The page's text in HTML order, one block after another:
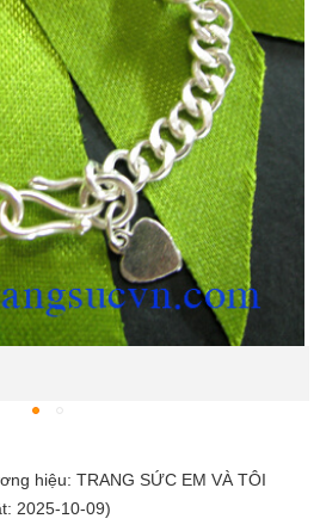
hiệu: TRANG SỨC EM VÀ TÔI
2025-10-09)